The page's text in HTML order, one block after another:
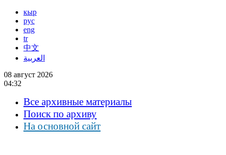
кыр
рус
eng
tr
中文
العربية
08 август 2026
04:32
Все архивные материалы
Поиск по архиву
На основной сайт